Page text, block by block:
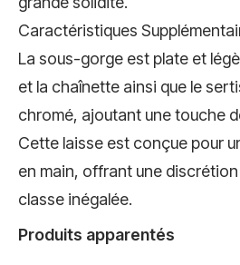
Caractéristiques
La sous-gorge est plate et
et la chaînette ainsi que le
chromé, ajoutant une touche
Cette laisse est conçue pour
en main, offrant une
classe inégalée.
Produits apparentés